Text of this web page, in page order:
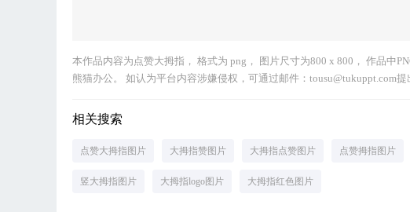
本作品内容为点赞大拇指， 格式为 png， 图片尺寸为800 x 800， 作品中
熊猫办公。 如认为平台内容涉嫌侵权，可通过邮件：tousu@tukuppt.com提
相关搜索
点赞大拇指图片 大拇指赞图片 大拇指点赞图片 点赞拇指图片
竖大拇指图片 大拇指logo图片 大拇指红色图片